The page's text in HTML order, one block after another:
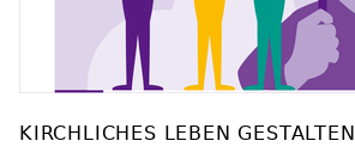
KIRCHLICHES LEBEN GESTALTEN